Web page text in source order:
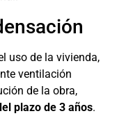
uso de la vivienda,
ventilación
de la obra,
plazo de 3 años.